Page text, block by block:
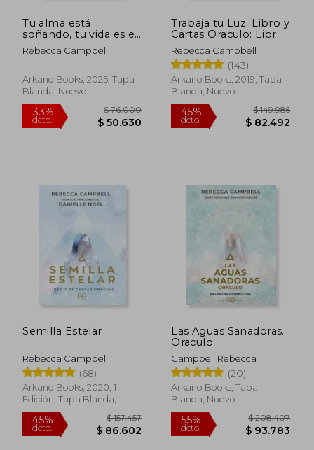
Tu alma está
soñando, tu vida es el
sueño: Cómo dejarse
sostener por la vida
derrumba
Rebecca Campbell
Arkano Books, 2025, Tapa
Blanda, Nuevo
$ 50.630
Trabaja tu Luz. Libro y
Cartas Oraculo: Libro
y Cartas Oráculo
Rebecca Campbell
(143)
Arkano Books, 2019, Tapa
Blanda, Nuevo
Semilla Estelar
Rebecca Campbell
(68)
Arkano Books, 2020, 1
Edición, Tapa Blanda,
Nuevo
Las Aguas Sanadoras.
Oraculo
Campbell Rebecca
(20)
Arkano Books, Tapa
Blanda, Nuevo